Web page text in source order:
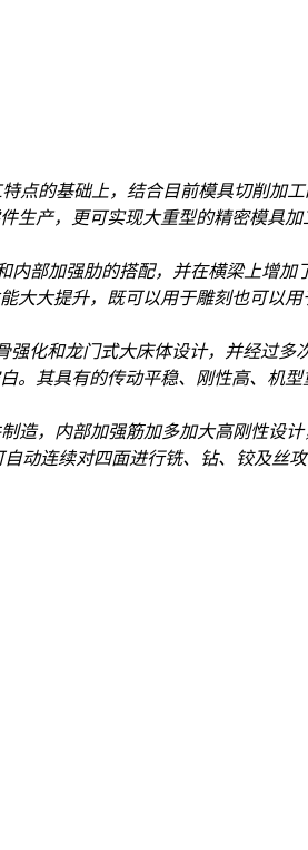
点的基础上，结合目前模具切削加
生产，更可实现大重型的精密模具加
内部加强肋的搭配，并在横梁上增
大大提升，既可以用于雕刻也可以
强化和龙门式大床体设计，并经过
。其具有的传动平稳、刚性高、机型
造，内部加强筋加多加大高刚性设
动连续对四面进行铣、钻、铰及丝